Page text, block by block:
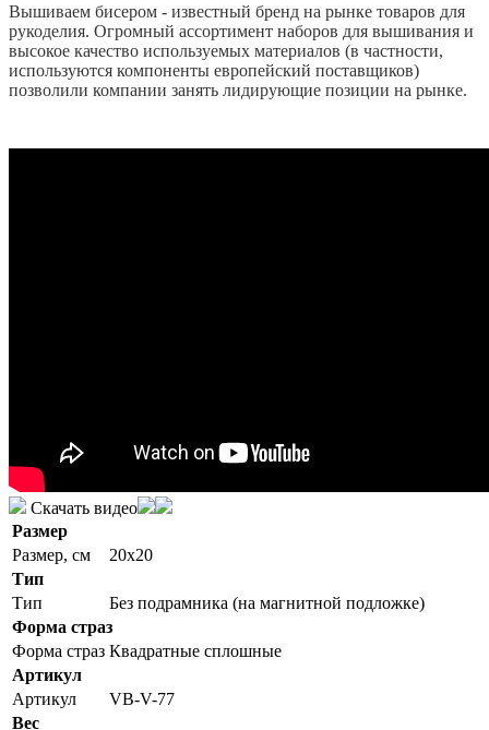
Вышиваем бисером - известный бренд на рынке товаров для
рукоделия. Огромный ассортимент наборов для вышивания и
высокое качество используемых материалов (в частности,
используются компоненты европейский поставщиков)
позволили компании занять лидирующие позиции на рынке.
Скачать видео
Размер
Размер, см
20x20
Тип
Тип
Без подрамника (на магнитной подложке)
Форма страз
Форма страз Квадратные сплошные
Артикул
Артикул
VB-V-77
Вес